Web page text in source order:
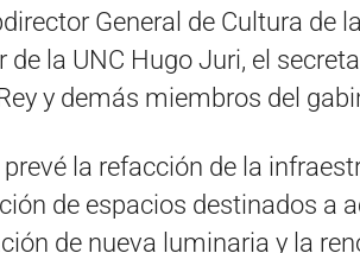
General de Cultura de
de la UNC Hugo Juri, el
y demás miembros del
la refacción de la
de espacios destinados a
de nueva luminaria y la